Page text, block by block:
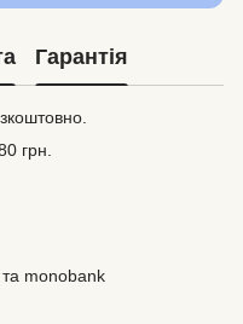
Гарантія
грн.
monobank